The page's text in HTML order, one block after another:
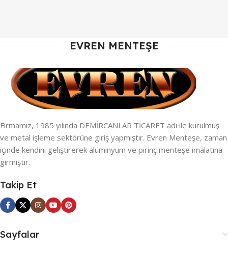
EVREN MENTEŞE
Firmamız, 1985 yılında DEMİRCANLAR TİCARET adı ile kurulmuş
ve metal işleme sektörüne giriş yapmıştır. Evren Menteşe, zaman
içinde kendini geliştirerek alüminyum ve pirinç menteşe imalatına
girmiştir.
Takip Et
Sayfalar